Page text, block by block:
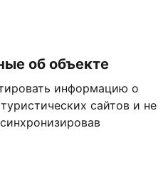
об объекте
информацию о
сайтов и не